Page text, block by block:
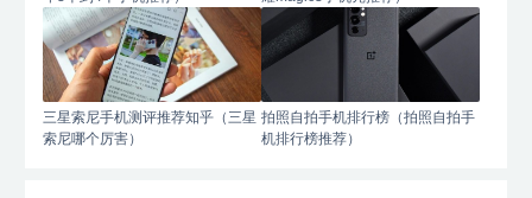
三星索尼手机测评推荐知乎（三星
索尼哪个厉害）
拍照自拍手机排行榜（拍照自拍手
机排行榜推荐）